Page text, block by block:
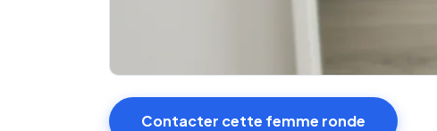
Contacter cette femme ronde